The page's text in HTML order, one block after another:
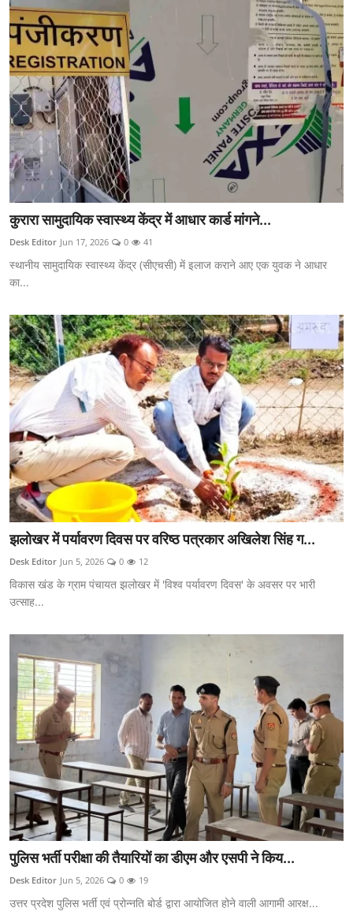
कुरारा सामुदायिक स्वास्थ्य केंद्र में आधार कार्ड मांगने...
Desk Editor Jun 17, 2026 0 41
स्थानीय सामुदायिक स्वास्थ्य केंद्र (सीएचसी) में इलाज कराने आए एक युवक ने आधार
का...
झलोखर में पर्यावरण दिवस पर वरिष्ठ पत्रकार अखिलेश सिंह ग...
Desk Editor Jun 5, 2026 0 12
विकास खंड के ग्राम पंचायत झलोखर में 'विश्व पर्यावरण दिवस' के अवसर पर भारी
उत्साह...
पुलिस भर्ती परीक्षा की तैयारियों का डीएम और एसपी ने किय...
Desk Editor Jun 5, 2026 0 19
उत्तर प्रदेश पुलिस भर्ती एवं प्रोन्नति बोर्ड द्वारा आयोजित होने वाली आगामी आरक्ष...